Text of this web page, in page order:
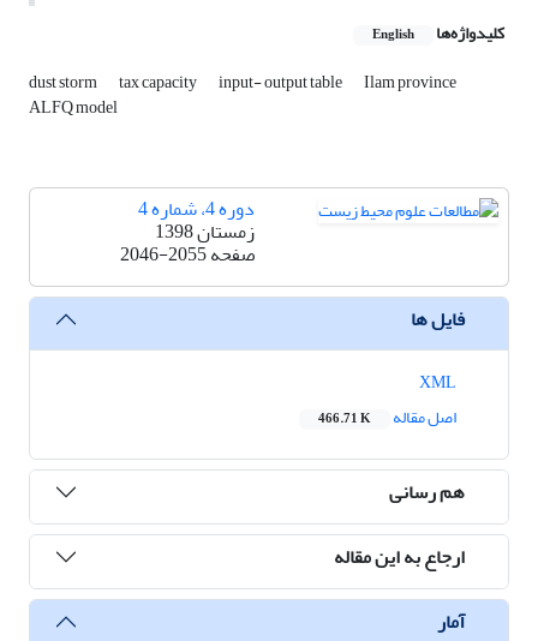
کلیدواژه‌ها English
dust storm tax capacity input- output table Ilam province
ALFQ model
دوره 4، شماره 4
زمستان 1398
صفحه2046-2055
فایل ها
اصل مقاله
466.71 K
هم رسانی
ارجاع به این مقاله
آمار